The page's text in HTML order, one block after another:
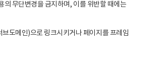
의 무단변경을 금지하며, 이를 위반할 때에는
도메인)으로 링크시키거나 페이지를 프레임